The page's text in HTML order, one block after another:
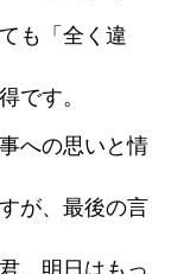
も「全く違
です。
への思いと情
が、最後の言
、明日はもっ